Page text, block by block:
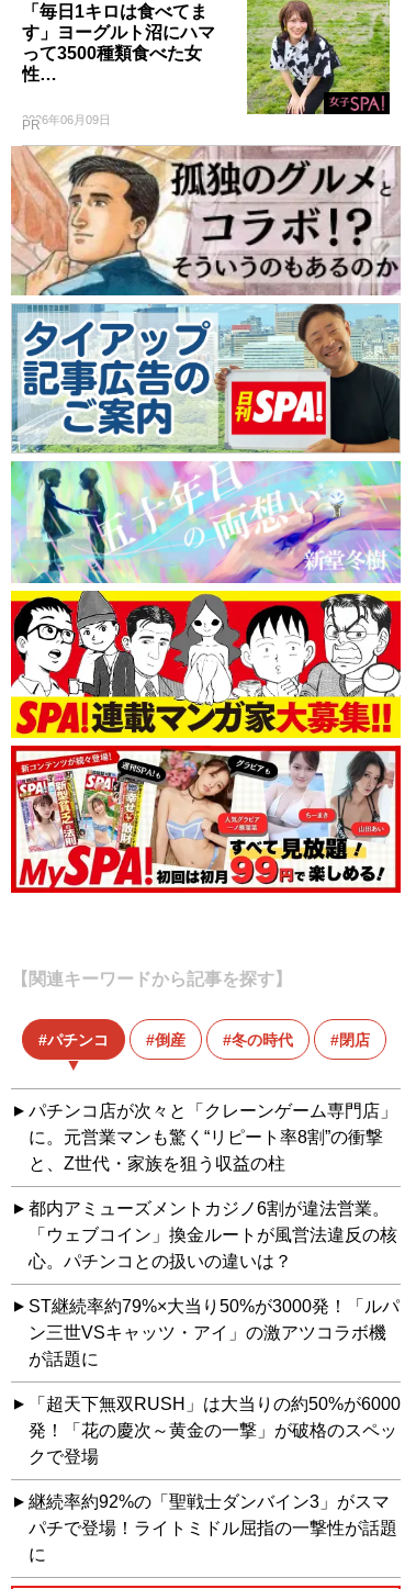
「毎日1キロは食べてま
す」ヨーグルト沼にハマ
って3500種類食べた女
性…
2026年06月09日
PR
【関連キーワードから記事を探す】
パチンコ 倒産 冬の時代 閉店
パチンコ店が次々と「クレーンゲーム専門店」
に。元営業マンも驚く“リピート率8割”の衝撃
と、Z世代・家族を狙う収益の柱
都内アミューズメントカジノ6割が違法営業。
「ウェブコイン」換金ルートが風営法違反の核
心。パチンコとの扱いの違いは？
ST継続率約79%×大当り50%が3000発！「ルパ
ン三世VSキャッツ・アイ」の激アツコラボ機
が話題に
「超天下無双RUSH」は大当りの約50%が6000
発！「花の慶次～黄金の一撃」が破格のスペッ
クで登場
継続率約92%の「聖戦士ダンバイン3」がスマ
パチで登場！ライトミドル屈指の一撃性が話題
に